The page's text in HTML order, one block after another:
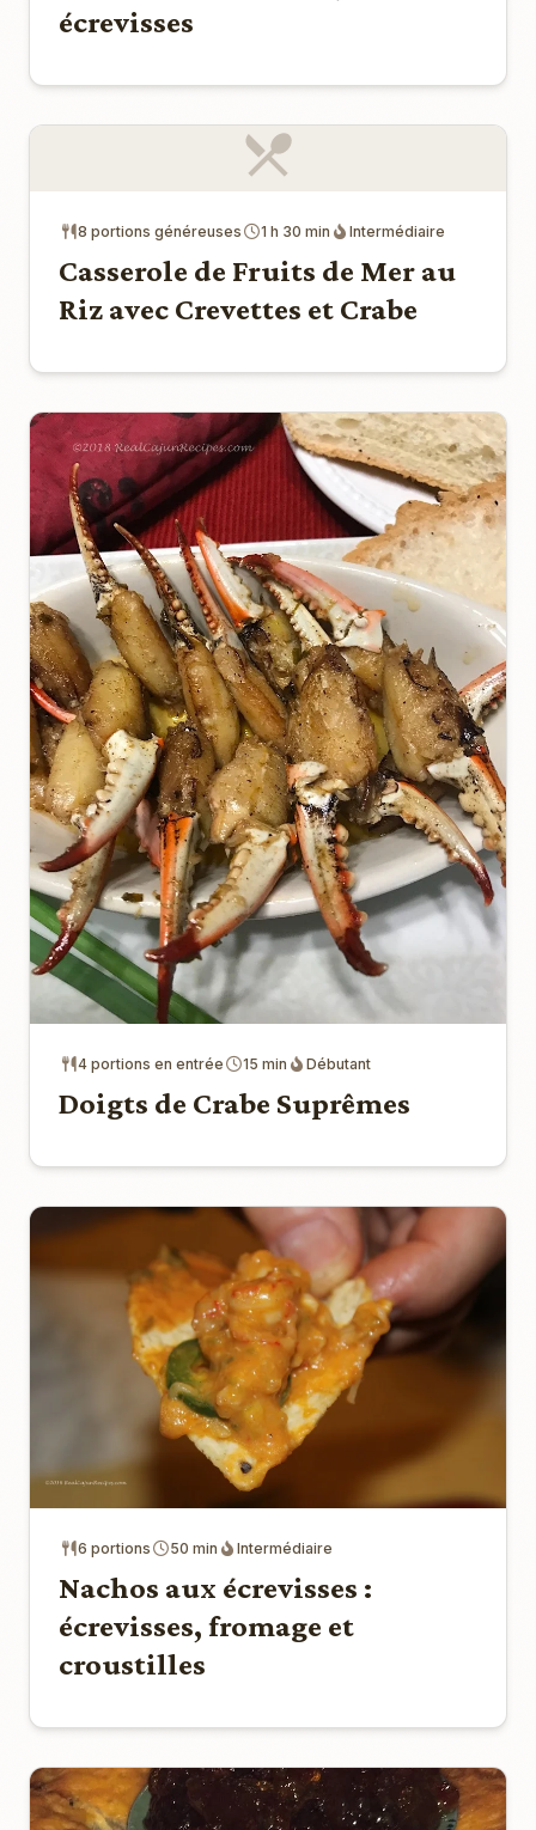
écrevisses
8 portions généreuses 1 h 30 min Intermédiaire
Casserole de Fruits de Mer au
Riz avec Crevettes et Crabe
4 portions en entrée 15 min Débutant
Doigts de Crabe Suprêmes
6 portions 50 min Intermédiaire
Nachos aux écrevisses :
écrevisses, fromage et
croustilles